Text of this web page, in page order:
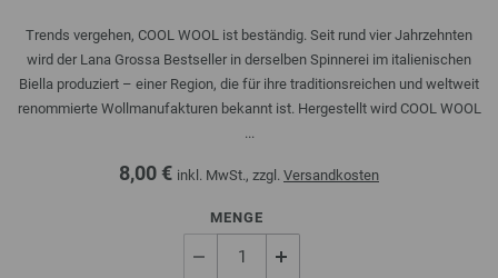
Trends vergehen, COOL WOOL ist beständig. Seit rund vier Jahrzehnten
wird der Lana Grossa Bestseller in derselben Spinnerei im italienischen
Biella produziert – einer Region, die für ihre traditionsreichen und weltweit
renommierte Wollmanufakturen bekannt ist. Hergestellt wird COOL WOOL
...
8,00 € inkl. MwSt., zzgl. Versandkosten
MENGE